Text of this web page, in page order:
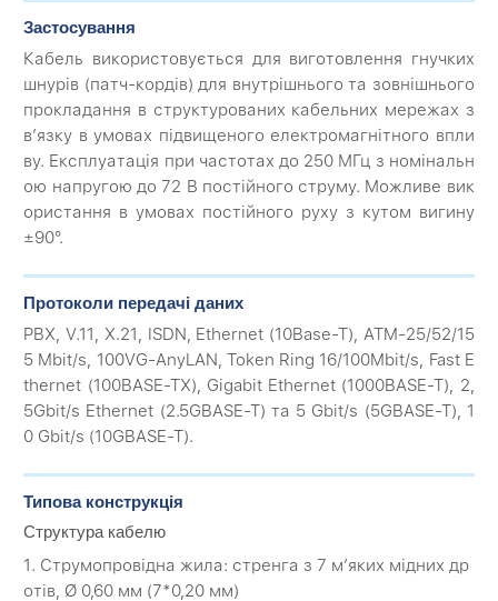
Застосування
Кабель використовується для виготовлення гнучких
шнурів (патч-кордів) для внутрішнього та зовнішнього
прокладання в структурованих кабельних мережах з
в’язку в умовах підвищеного електромагнітного впли
ву. Експлуатація при частотах до 250 МГц з номінальн
ою напругою до 72 В постійного струму. Можливе вик
ористання в умовах постійного руху з кутом вигину
±90°.
Протоколи передачі даних
PBX, V.11, X.21, ISDN, Ethernet (10Base-T), ATM-25/52/15
5 Mbit/s, 100VG-AnyLAN, Token Ring 16/100Mbit/s, Fast E
thernet (100BASE-TX), Gigabit Ethernet (1000BASE-T), 2,
5Gbit/s Ethernet (2.5GBASE-T) та 5 Gbit/s (5GBASE-T), 1
0 Gbit/s (10GBASE-T).
Типова конструкція
Структура кабелю
1. Струмопровідна жила: стренга з 7 м’яких мідних др
отів, Ø 0,60 мм (7*0,20 мм)